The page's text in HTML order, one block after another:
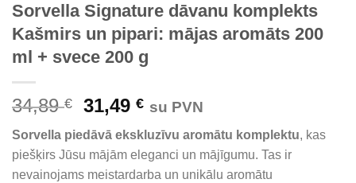
Sorvella Signature dāvanu komplekts
Kašmirs un pipari: mājas aromāts 200
ml + svece 200 g
34,89€
Original
was:
34,89 €.
31,49€Current
is:
31,49 €.
su PVN
Sorvella piedāvā ekskluzīvu aromātu komplektu, kas
piešķirs Jūsu mājām eleganci un mājīgumu. Tas ir
nevainojams meistardarba un unikālu aromātu